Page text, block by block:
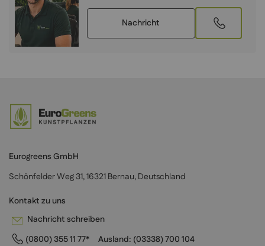
Nachricht
Eurogreens GmbH
Schönfelder Weg 31, 16321 Bernau, Deutschland
Kontakt zu uns
Nachricht schreiben
(0800) 355 11 77*
Ausland: (03338) 700 104